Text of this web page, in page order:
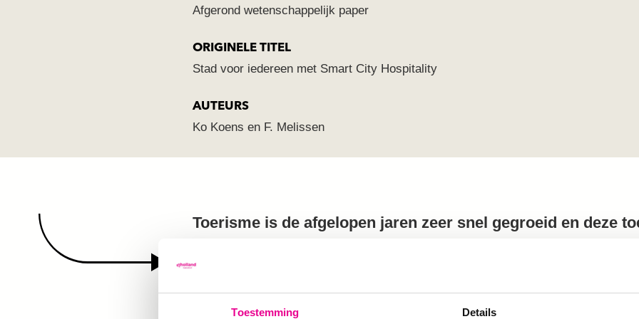
Toestemming Details
Afgerond wetenschappelijk paper
ORIGINELE TITEL
Stad voor iedereen met Smart City Hospitality
AUTEURS
Ko Koens en F. Melissen
Toerisme is de afgelopen jaren zeer snel gegroeid en deze
economische groei, brengt ze ook nadelen met zich mee,
overtoerisme aangeduid. Het project Smart City Hospitality